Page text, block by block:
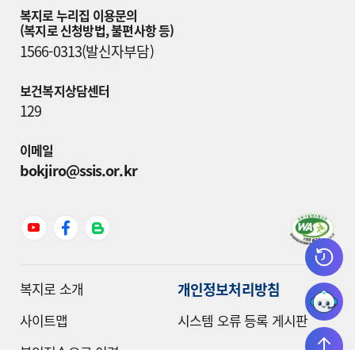
복지로 누리집 이용문의
(복지로 신청방법, 불편사항 등)
1566-0313(발신자부담)
보건복지상담센터
129
이메일
bokjiro@ssis.or.kr
복지로 소개 개인정보처리방침
사이트맵
시스템 오류 등록 게시판